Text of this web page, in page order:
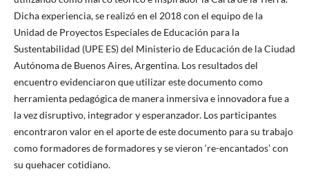
Dicha experiencia, se realizó en el 2018 con el equipo de la
Unidad de Proyectos Especiales de Educación para la
Sustentabilidad (UPE ES) del Ministerio de Educación de la Ciudad
Autónoma de Buenos Aires, Argentina. Los resultados del
encuentro evidenciaron que utilizar este documento como
herramienta pedagógica de manera inmersiva e innovadora fue a
la vez disruptivo, integrador y esperanzador. Los participantes
encontraron valor en el aporte de este documento para su trabajo
como formadores de formadores y se vieron ‘re-encantados’ con
su quehacer cotidiano.